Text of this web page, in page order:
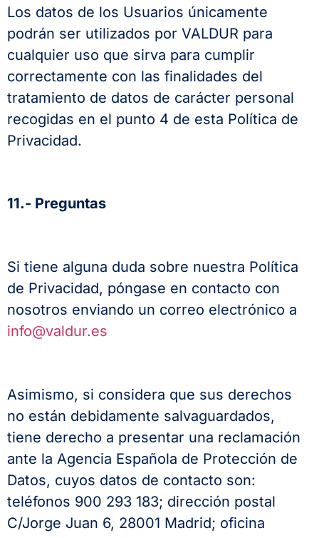
Los datos de los Usuarios únicamente
podrán ser utilizados por VALDUR para
cualquier uso que sirva para cumplir
correctamente con las finalidades del
tratamiento de datos de carácter personal
recogidas en el punto 4 de esta Política de
Privacidad.
11.- Preguntas
Si tiene alguna duda sobre nuestra Política
de Privacidad, póngase en contacto con
nosotros enviando un correo electrónico a
info@valdur.es
Asimismo, si considera que sus derechos
no están debidamente salvaguardados,
tiene derecho a presentar una reclamación
ante la Agencia Española de Protección de
Datos, cuyos datos de contacto son:
teléfonos 900 293 183; dirección postal
C/Jorge Juan 6, 28001 Madrid; oficina